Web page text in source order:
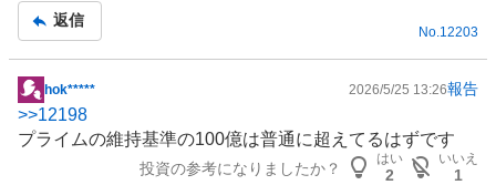
返信
No. 12203
掲
示
板
hok***** 2026/5/25 13:26報告
>>12198
プライムの維持基準の100億は普通に超えてるはずです
投資の参考になりましたか？
はい
2
いいえ
1